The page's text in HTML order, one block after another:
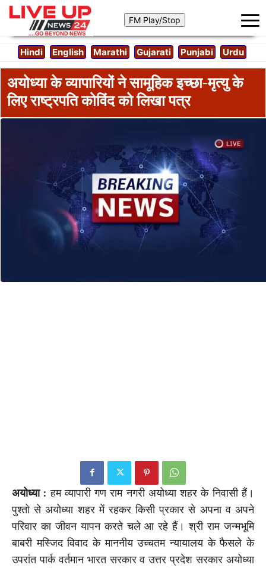
Hindi English Marathi Gujarati Punjabi Urdu
अयोध्या के व्यापारियों ने सामूहिक इच्छा-मृत्यु के
लिए राष्ट्रपति कोविंद को लिखा पत्र
अयोध्या : हम व्यापारी गण राम नगरी अयोध्या शहर के निवासी हैं।
पुश्तो से अयोध्या शहर में रहकर किसी प्रकार से अपना व अपने
परिवार का जीवन यापन करते चले आ रहे हैं। श्री राम जन्मभूमि
बाबरी मस्जिद विवाद के माननीय उच्चतम न्यायालय के फैसले के
उपरांत पार्क वर्तमान भारत सरकार व उत्तर प्रदेश सरकार अयोध्या